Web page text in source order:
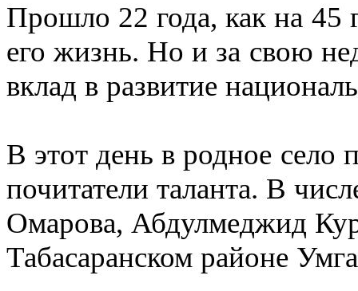
Прошло 22 года, как на 45
его жизнь. Но и за свою
вклад в развитие
В этот день в родное село
почитатели таланта. В
Омарова, Абдулмеджид
Табасаранском районе